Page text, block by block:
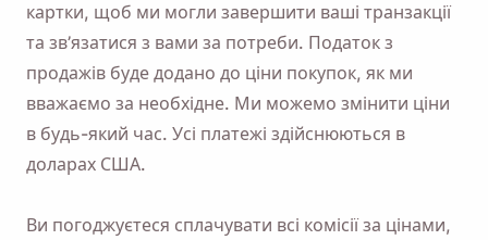
картки, щоб ми могли завершити ваші транзакції
та зв’язатися з вами за потреби. Податок з
продажів буде додано до ціни покупок, як ми
вважаємо за необхідне. Ми можемо змінити ціни
в будь-який час. Усі платежі здійснюються в
доларах США.
Ви погоджуєтеся сплачувати всі комісії за цінами,